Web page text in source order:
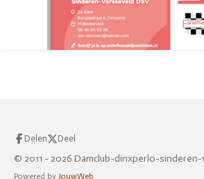
Delen Deel
© 2011 - 2026 Damclub-dinxperlo-
Powered by JouwWeb